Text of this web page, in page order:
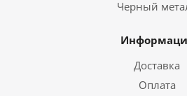
Черный
Доставка
Оплата